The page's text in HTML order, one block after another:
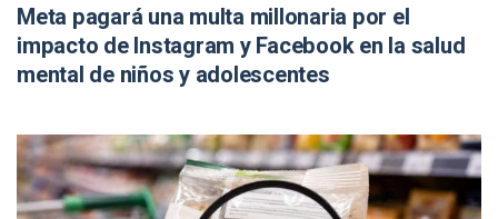
Meta pagará una multa millonaria por el
impacto de Instagram y Facebook en la salud
mental de niños y adolescentes